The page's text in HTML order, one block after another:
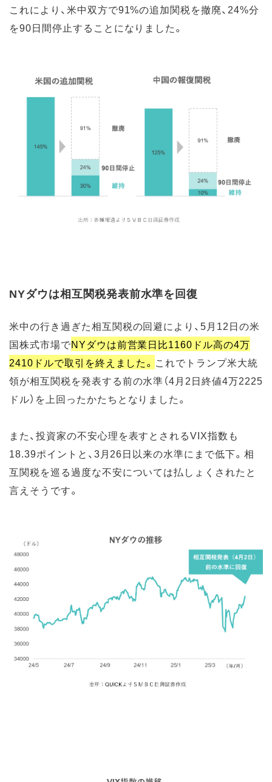
これにより、米中双方で91%の追加関税を撤廃、24%分
を90日間停止することになりました。
NYダウは相互関税発表前水準を回復
米中の行き過ぎた相互関税の回避により、5月12日の米
国株式市場でNYダウは前営業日比1160ドル高の4万
2410ドルで取引を終えました。 これでトランプ米大統
領が相互関税を発表する前の水準（4月2日終値4万2225
ドル）を上回ったかたちとなりました。
また、投資家の不安心理を表すとされるVIX指数も
18.39ポイントと、3月26日以来の水準にまで低下。相
互関税を巡る過度な不安については払しょくされたと
言えそうです。